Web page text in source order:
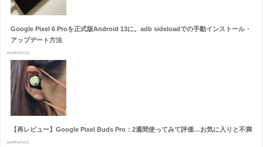
Google Pixel 6 Proを正式版Android 13に。adb sideloadでの手動インストール・
アップデート方法
2022年8月17日
【再レビュー】Google Pixel Buds Pro：2週間使ってみて評価…お気に入りと不満
2022年8月15日